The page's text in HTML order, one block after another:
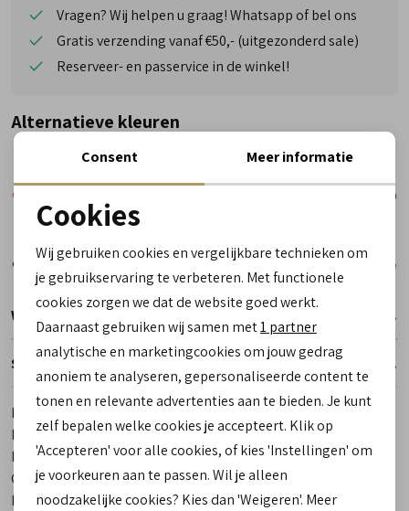
Vragen? Wij helpen u graag! Whatsapp of bel ons
Gratis verzending vanaf €50,- (uitgezonderd sale)
Reserveer- en passervice in de winkel!
Alternatieve kleuren
Winkelvoorraad
Specificaties
Merk
Leveranciercode
1019390-TRBCK Hurricane XLT 2
Bestelcode
00023051-1
Categorie
Sandalen
Kleur
Zwart
Noodzakelijke cookies
Analytische cookies
Marketing cookies
Consent Meer informatie
Cookies
Wij gebruiken cookies en vergelijkbare technieken om
je gebruikservaring te verbeteren. Met functionele
cookies zorgen we dat de website goed werkt.
Daarnaast gebruiken wij samen met1 partner
analytische en marketingcookies om jouw gedrag
anoniem te analyseren, gepersonaliseerde content te
tonen en relevante advertenties aan te bieden. Je kunt
zelf bepalen welke cookies je accepteert. Klik op
'Accepteren' voor alle cookies, of kies 'Instellingen' om
je voorkeuren aan te passen. Wil je alleen
noodzakelijke cookies? Kies dan 'Weigeren'. Meer